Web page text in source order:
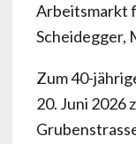
Arbeitsmarkt
Scheidegger,
Zum 40-
20. Juni 2026